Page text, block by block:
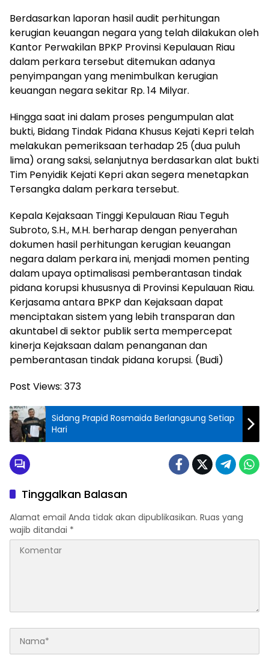
Berdasarkan laporan hasil audit perhitungan
kerugian keuangan negara yang telah dilakukan oleh
Kantor Perwakilan BPKP Provinsi Kepulauan Riau
dalam perkara tersebut ditemukan adanya
penyimpangan yang menimbulkan kerugian
keuangan negara sekitar Rp. 14 Milyar.
Hingga saat ini dalam proses pengumpulan alat
bukti, Bidang Tindak Pidana Khusus Kejati Kepri telah
melakukan pemeriksaan terhadap 25 (dua puluh
lima) orang saksi, selanjutnya berdasarkan alat bukti
Tim Penyidik Kejati Kepri akan segera menetapkan
Tersangka dalam perkara tersebut.
Kepala Kejaksaan Tinggi Kepulauan Riau Teguh
Subroto, S.H., M.H. berharap dengan penyerahan
dokumen hasil perhitungan kerugian keuangan
negara dalam perkara ini, menjadi momen penting
dalam upaya optimalisasi pemberantasan tindak
pidana korupsi khususnya di Provinsi Kepulauan Riau.
Kerjasama antara BPKP dan Kejaksaan dapat
menciptakan sistem yang lebih transparan dan
akuntabel di sektor publik serta mempercepat
kinerja Kejaksaan dalam penanganan dan
pemberantasan tindak pidana korupsi. (Budi)
Post Views: 373
Sidang Prapid Rosmaida Berlangsung Setiap
Hari
Tinggalkan Balasan
Alamat email Anda tidak akan dipublikasikan. Ruas yang
wajib ditandai *